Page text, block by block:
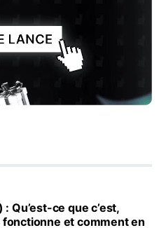
: Qu’est-ce que c’est,
et comment en